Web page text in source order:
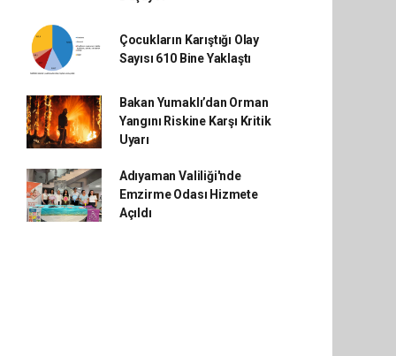
Çocukların Karıştığı Olay
Sayısı 610 Bine Yaklaştı
Bakan Yumaklı’dan Orman
Yangını Riskine Karşı Kritik
Uyarı
Adıyaman Valiliği'nde
Emzirme Odası Hizmete
Açıldı